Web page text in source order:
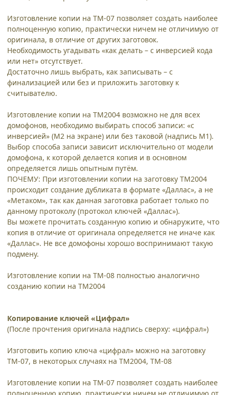
Изготовление копии на ТМ-07 позволяет создать наиболее
полноценную копию, практически ничем не отличимую от
оригинала, в отличие от других заготовок.
Необходимость угадывать «как делать – с инверсией кода
или нет» отсутствует.
Достаточно лишь выбрать, как записывать – с
финализацией или без и приложить заготовку к
считывателю.
Изготовление копии на ТМ2004 возможно не для всех
домофонов, необходимо выбирать способ записи: «с
инверсией» (М2 на экране) или без таковой (надпись М1).
Выбор способа записи зависит исключительно от модели
домофона, к которой делается копия и в основном
определяется лишь опытным путём.
ПОЧЕМУ: При изготовлении копии на заготовку ТМ2004
происходит создание дубликата в формате «Даллас», а не
«Метаком», так как данная заготовка работает только по
данному протоколу (протокол ключей «Даллас»).
Вы можете прочитать созданную копию и обнаружите, что
копия в отличие от оригинала определяется не иначе как
«Даллас». Не все домофоны хорошо воспринимают такую
подмену.
Изготовление копии на ТМ-08 полностью аналогично
созданию копии на ТМ2004
Копирование ключей «Цифрал»
(После прочтения оригинала надпись сверху: «цифрал»)
Изготовить копию ключа «цифрал» можно на заготовку
ТМ-07, в некоторых случаях на ТМ2004, ТМ-08
Изготовление копии на ТМ-07 позволяет создать наиболее